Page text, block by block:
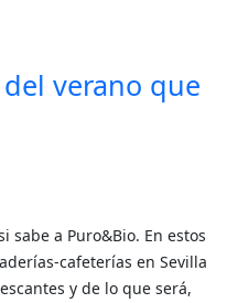
verano que
sabe a Puro&Bio. En estos
cafeterías en Sevilla
y de lo que será,